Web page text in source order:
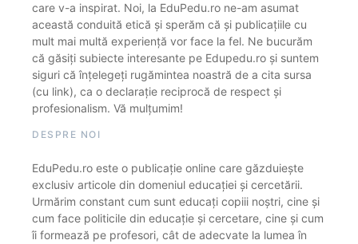
care v-a inspirat. Noi, la EduPedu.ro ne-am asumat
această conduită etică și sperăm că și publicațiile cu
mult mai multă experiență vor face la fel. Ne bucurăm
că găsiți subiecte interesante pe Edupedu.ro și suntem
siguri că înțelegeți rugămintea noastră de a cita sursa
(cu link), ca o declarație reciprocă de respect și
profesionalism. Vă mulțumim!
DESPRE NOI
EduPedu.ro este o publicație online care găzduiește
exclusiv articole din domeniul educației și cercetării.
Urmărim constant cum sunt educați copiii noștri, cine și
cum face politicile din educație și cercetare, cine și cum
îi formează pe profesori, cât de adecvate la lumea în